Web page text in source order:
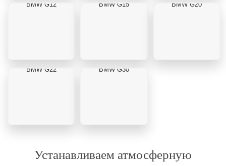
BMW G12 BMW G15 BMW G20
BMW G22 BMW G30
Устанавливаем атмосферную